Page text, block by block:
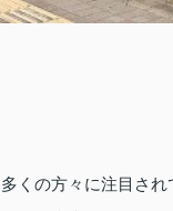
くの方々に注目さ